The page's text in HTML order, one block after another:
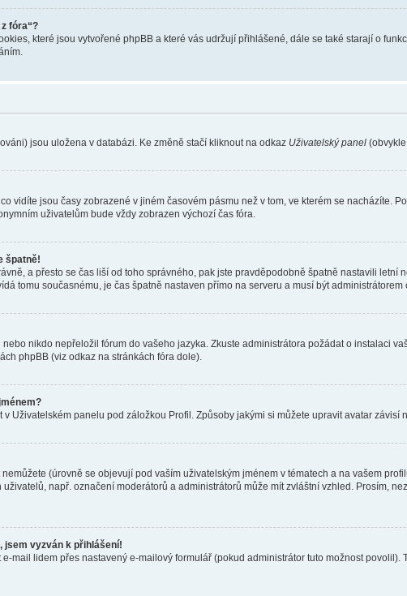
fóra“?
které jsou vytvořené phpBB a které vás udržují přihlášené, dále se také starají o
jsou uložena v databázi. Ke změně stačí kliknout na odkaz Uživatelský panel
vidíte jsou časy zobrazené v jiném časovém pásmu než v tom, ve kterém se nacházíte.
uživatelům bude vždy zobrazen výchozí čas fóra.
špatně!
a přesto se čas liší od toho správného, pak jste pravděpodobně špatně nastavili
tomu současnému, je čas špatně nastaven přímo na serveru a musí být administrátorem
nikdo nepřeložil fórum do vašeho jazyka. Zkuste administrátora požádat o instalaci
phpBB (viz odkaz na stránkách fóra dole).
v Uživatelském panelu pod záložkou Profil. Způsoby jakými si můžete upravit avatar
(úrovně se objevují pod vaším uživatelským jménem v tématech a na vašem
např. označení moderátorů a administrátorů může mít zvláštní vzhled. Prosím,
jsem vyzván k přihlášení!
mail lidem přes nastavený e-mailový formulář (pokud administrátor tuto možnost